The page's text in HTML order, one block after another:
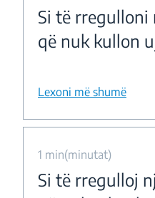
Si të rregulloni
që nuk kullon
Lexoni më shumë
1 min(minutat)
Si të rregulloj